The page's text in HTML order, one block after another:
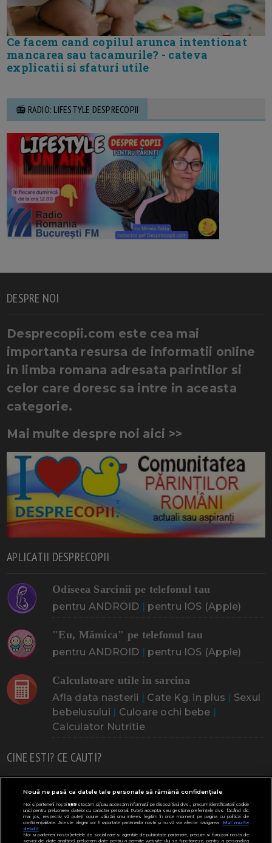
Ce facem cand copilul arunca intentionat
mancarea sau tacamurile? - cateva
explicatii si sfaturi utile
📻 RADIO: LIFESTYLE DESPRECOPII
DESPRE NOI
Desprecopii.com este cea mai
importanta resursa de informatii online
in limba romana adresata parintilor si
celor care doresc sa intre in aceasta
categorie.
Mai multe despre noi aici >>
APLICATII DESPRECOPII
Odiseea Sarcinii pe telefonul tau
pentru ANDROID | pentru IOS (Apple)
"Eu, Mămica" pe telefonul tau
pentru ANDROID | pentru IOS (Apple)
Calculatoare utile in sarcina
Afla data nasterii | Cate Kg. in plus | Sexul
bebelusului | Culoare ochi bebe |
Calculator Nutritie
CINE ESTI? CE CAUTI?
Doresc un copil Adoptia Probleme cu sarcina
Urmeaza sa nasc Probleme alaptare Bebe plange
Bebe febra Cresa, Gradinta
Nouă ne pasă ca datele tale personale să rămână confidențiale
Noi și partenerii noștri589stocăm și/sau accesăm informații pe dispozitivul dvs., precum identificatorii cookie
unici pentru prelucrarea datelor cu caracter personal. Puteți accepta sau gestiona preferințele dvs. făcând clic
mai jos, respectiv vă puteți opune utilizării unui interes legitim în orice moment pe pagina cu politica de
confidențialitate. Aceste alegeri vor fi raportate partenerilor noștri și nu vă vor afecta navigarea.
Mai multe
detalii
Noi si partenerii nostri (retelele de socializare si agentiile de publicitate partenere, precum si furnizorii nostri de
servicii de date analitice) prelucram date pentru a permite website-ului sa functioneze, pentru a personaliza